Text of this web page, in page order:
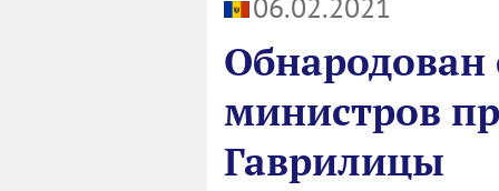
министров
Гаврилицы